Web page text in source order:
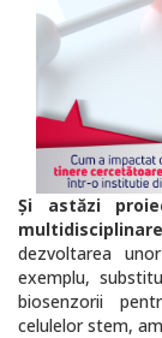
Și astăzi
multidisciplinare
dezvoltarea
exemplu,
biosenzorii
celulelor stem,